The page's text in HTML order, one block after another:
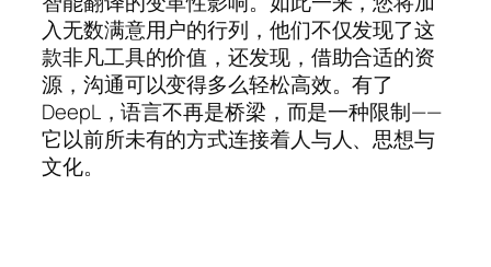
入无数满意用户的行列，他们不仅发现了这
款非凡工具的价值，还发现，借助合适的资
源，沟通可以变得多么轻松高效。有了
DeepL，语言不再是桥梁，而是一种限制——
它以前所未有的方式连接着人与人、思想与
文化。